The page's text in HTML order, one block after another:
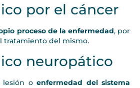
por el cáncer
proceso de la enfermedad, por
tratamiento del mismo.
neuropático
lesión oenfermedad del sistema